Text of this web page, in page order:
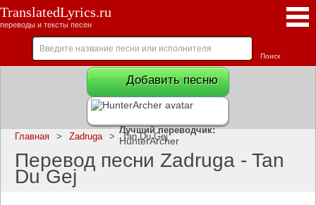
TranslatedLyrics.ru
переводы и тексты песен
Добавить песню
Лучший переводчик:
HunterArcher
Главная > Zadruga > Tan Du Gej
Перевод песни Zadruga - Tan
Du Gej